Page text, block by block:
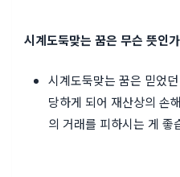
시계도둑맞는 꿈은 무슨 뜻인
시계도둑맞는 꿈은 믿었
당하게 되어 재산상의 손
의 거래를 피하시는 게 좋